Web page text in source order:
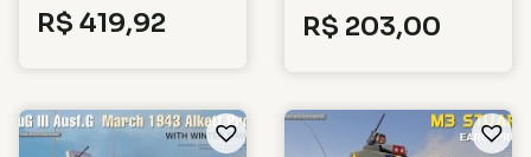
R$ 419,92 R$ 203,00